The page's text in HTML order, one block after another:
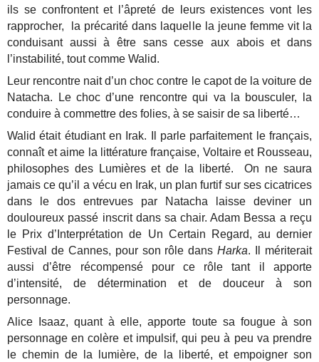
ils se confrontent et l’âpreté de leurs existences vont les
rapprocher, la précarité dans laquelle la jeune femme vit la
conduisant aussi à être sans cesse aux abois et dans
l’instabilité, tout comme Walid.
Leur rencontre nait d’un choc contre le capot de la voiture de
Natacha. Le choc d’une rencontre qui va la bousculer, la
conduire à commettre des folies, à se saisir de sa liberté…
Walid était étudiant en Irak. Il parle parfaitement le français,
connaît et aime la littérature française, Voltaire et Rousseau,
philosophes des Lumières et de la liberté. On ne saura
jamais ce qu’il a vécu en Irak, un plan furtif sur ses cicatrices
dans le dos entrevues par Natacha laisse deviner un
douloureux passé inscrit dans sa chair. Adam Bessa a reçu
le Prix d’Interprétation de Un Certain Regard, au dernier
Festival de Cannes, pour son rôle dansHarka. Il mériterait
aussi d’être récompensé pour ce rôle tant il apporte
d’intensité, de détermination et de douceur à son
personnage.
Alice Isaaz, quant à elle, apporte toute sa fougue à son
personnage en colère et impulsif, qui peu à peu va prendre
le chemin de la lumière, de la liberté, et empoigner son